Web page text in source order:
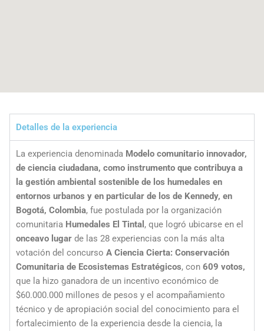
Detalles de la experiencia
La experiencia denominada Modelo comunitario innovador,
de ciencia ciudadana, como instrumento que contribuya a
la gestión ambiental sostenible de los humedales en
entornos urbanos y en particular de los de Kennedy, en
Bogotá, Colombia, fue postulada por la organización
comunitaria Humedales El Tintal , que logró ubicarse en el
onceavo lugar de las 28 experiencias con la más alta
votación del concurso A Ciencia Cierta: Conservación
Comunitaria de Ecosistemas Estratégicos, con 609 votos,
que la hizo ganadora de un incentivo económico de
$60.000.000 millones de pesos y el acompañamiento
técnico y de apropiación social del conocimiento para el
fortalecimiento de la experiencia desde la ciencia, la